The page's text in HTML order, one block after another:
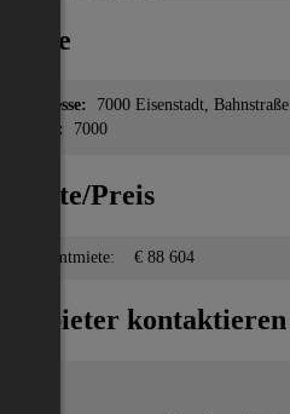
Lage
Adresse: 7000 Eisenstadt, Bahnstraße
PLZ:
7000
Miete/Preis
Gesamtmiete: € 88 604
Anbieter kontaktieren